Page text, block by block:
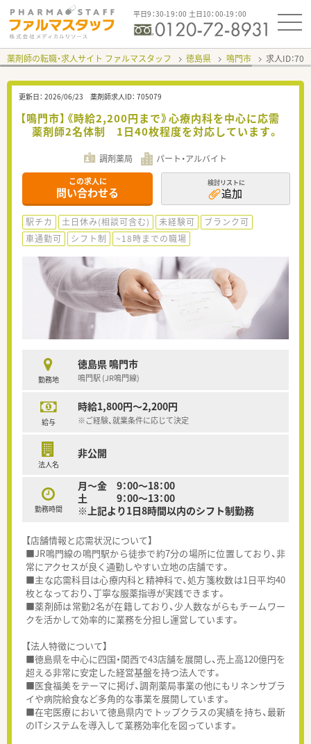
平日9：30-19：00 土日10：00-19：00
薬剤師の転職・求人サイト ファルマスタッフ 徳島県 鳴門市 求人ID：
更新日： 2026/06/23 薬剤師求人ID： 705079
【鳴門市】《時給2,200円まで》心療内科を中心に応需
薬剤師2名体制 1日40枚程度を対応しています。
調剤薬局 パート・アルバイト
この求人に
問い合わせる
検討リストに
追加
駅チカ 土日休み(相談可含む) 未経験可
ブランク可
車通勤可
シフト制 ~18時までの職場
勤務地
徳島県 鳴門市
鳴門駅 (JR鳴門線)
給与
時給1,800円～2,200円
※ご経験、就業条件に応じて決定
法人名
非公開
勤務時間
月～金 9：00～18：00
土 9：00～13：00
※上記より1日8時間以内のシフト制勤務
【店舗情報と応需状況について】
■JR鳴門線の鳴門駅から徒歩で約7分の場所に位置しており、非
常にアクセスが良く通勤しやすい立地の店舗です。
■主な応需科目は心療内科と精神科で、処方箋枚数は1日平均40
枚となっており、丁寧な服薬指導が実践できます。
■薬剤師は常勤2名が在籍しており、少人数ながらもチームワー
クを活かして効率的に業務を分担し運営しています。
【法人特徴について】
■徳島県を中心に四国・関西で43店舗を展開し、売上高120億円を
超える非常に安定した経営基盤を持つ法人です。
■医食福美をテーマに掲げ、調剤薬局事業の他にもリネンサプラ
イや病院給食など多角的な事業を展開しています。
■在宅医療において徳島県内でトップクラスの実績を持ち、最新
のITシステムを導入して業務効率化を図っています。